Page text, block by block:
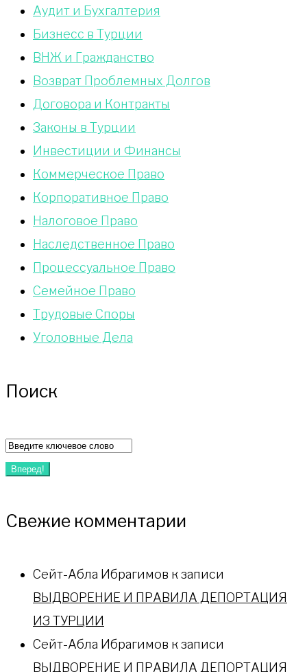
Аудит и Бухгалтерия
Бизнесс в Турции
ВНЖ и Гражданство
Возврат Проблемных Долгов
Договора и Контракты
Законы в Турции
Инвестиции и Финансы
Коммерческое Право
Корпоративное Право
Налоговое Право
Наследственное Право
Процессуальное Право
Сeмейное Право
Трудовые Споры
Уголовные Дела
Поиск
Искать:
Вперед!
Свежие комментарии
Сейт-Абла Ибрагимов к записи
ВЫДВОРЕНИЕ И ПРАВИЛА ДЕПОРТАЦИЯ
ИЗ ТУРЦИИ
Сейт-Абла Ибрагимов к записи
ВЫДВОРЕНИЕ И ПРАВИЛА ДЕПОРТАЦИЯ